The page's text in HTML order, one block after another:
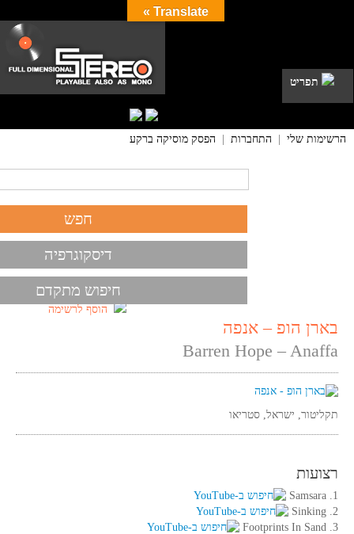
תפריט
הרשימות שלי התחברות הפסק מוסיקה ברקע
דיסקוגרפיה
חיפוש מתקדם
הוסף לרשימה
בארן הופ – אנפה
Barren Hope – Anaffa
תקליטור, ישראל, סטריאו
רצועות
1. Samsara
2. Sinking
3. Footprints In Sand
Translate »